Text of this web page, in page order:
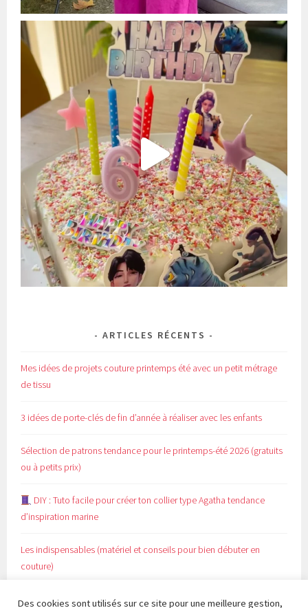
ARTICLES RÉCENTS
Mes idées de projets couture printemps été avec un petit métrage
de tissu
3 idées de porte-clés de fin d’année à réaliser avec les enfants
Sélection de patrons tendance pour le printemps-été 2026 (gratuits
ou à petits prix)
DIY : Tuto facile pour créer ton collier type Agatha tendance
d’inspiration marine
Les indispensables (matériel et conseils pour bien débuter en
couture)
Des cookies sont utilisés sur ce site pour une meilleure gestion,